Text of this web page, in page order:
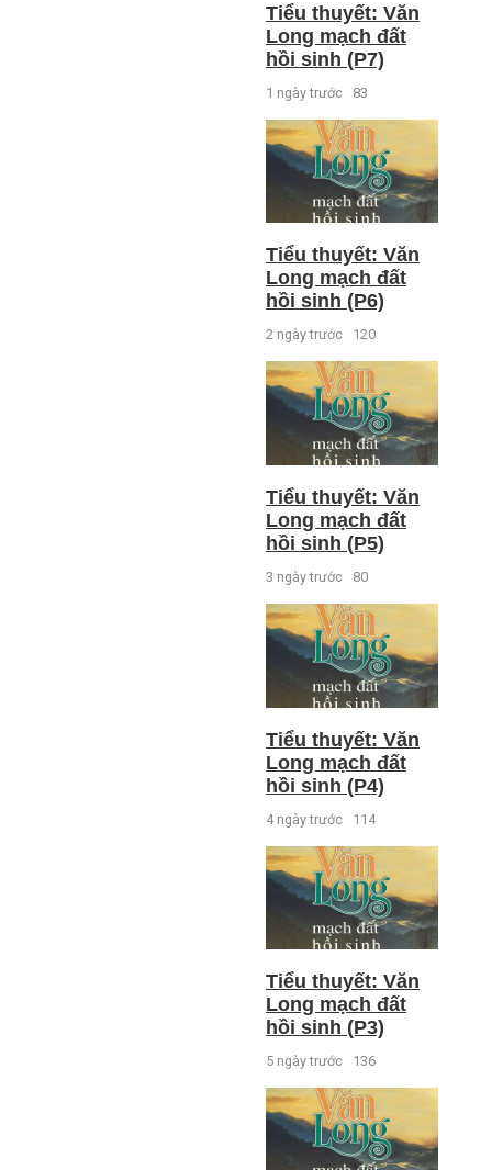
Tiểu thuyết: Văn
Long mạch đất
hồi sinh (P7)
1 ngày trước 83
Tiểu thuyết: Văn
Long mạch đất
hồi sinh (P6)
2 ngày trước 120
Tiểu thuyết: Văn
Long mạch đất
hồi sinh (P5)
3 ngày trước 80
Tiểu thuyết: Văn
Long mạch đất
hồi sinh (P4)
4 ngày trước 114
Tiểu thuyết: Văn
Long mạch đất
hồi sinh (P3)
5 ngày trước 136